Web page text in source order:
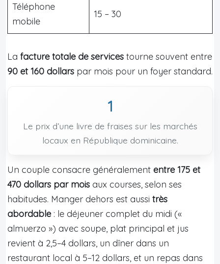
Téléphone
mobile
15 – 30
La facture totale de services tourne souvent entre
90 et 160 dollars par mois pour un foyer standard.
1
Le prix d’une livre de fraises sur les marchés
locaux en République dominicaine.
Un couple consacre généralement entre 175 et
470 dollars par mois aux courses, selon ses
habitudes. Manger dehors est aussi très
abordable : le déjeuner complet du midi («
almuerzo ») avec soupe, plat principal et jus
revient à 2,5–4 dollars, un dîner dans un
restaurant local à 5–12 dollars, et un repas dans